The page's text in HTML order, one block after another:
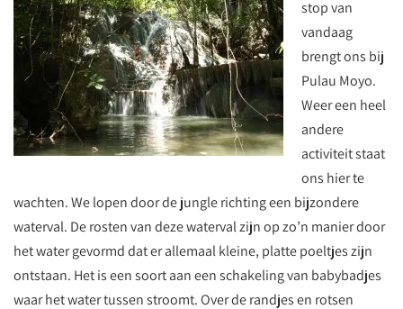
stop van
vandaag
brengt ons bij
Pulau Moyo.
Weer een heel
andere
activiteit staat
ons hier te
wachten. We lopen door de jungle richting een bijzondere
waterval. De rosten van deze waterval zijn op zo’n manier door
het water gevormd dat er allemaal kleine, platte poeltjes zijn
ontstaan. Het is een soort aan een schakeling van babybadjes
waar het water tussen stroomt. Over de randjes en rotsen